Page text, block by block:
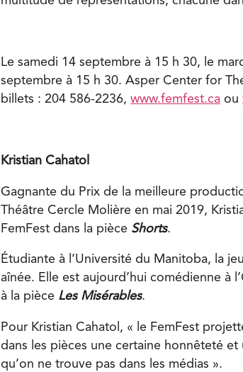
Le samedi 14 septembre à 15 h 30, le
septembre à 15 h 30. Asper Center for
billets : 204 586-2236, www.femfest.ca ou
Kristian Cahatol
Gagnante du Prix de la meilleure
Théâtre Cercle Molière en mai 2019,
FemFest dans la pièce Shorts.
Étudiante à l’Université du Manitoba, la
aînée. Elle est aujourd’hui comédienne à
à la pièce Les Misérables.
Pour Kristian Cahatol, « le FemFest
dans les pièces une certaine honnêteté
qu’on ne trouve pas dans les médias ».